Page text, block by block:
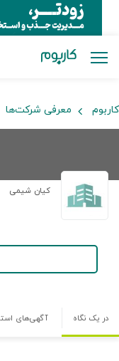
کاربوم معرفی شرکت‌ها
کیان شیمی
در یک نگاه آگهی‌های